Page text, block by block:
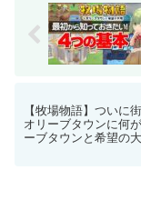
【牧場物語】ついに
オリーブタウンに何
ーブタウンと希望の大